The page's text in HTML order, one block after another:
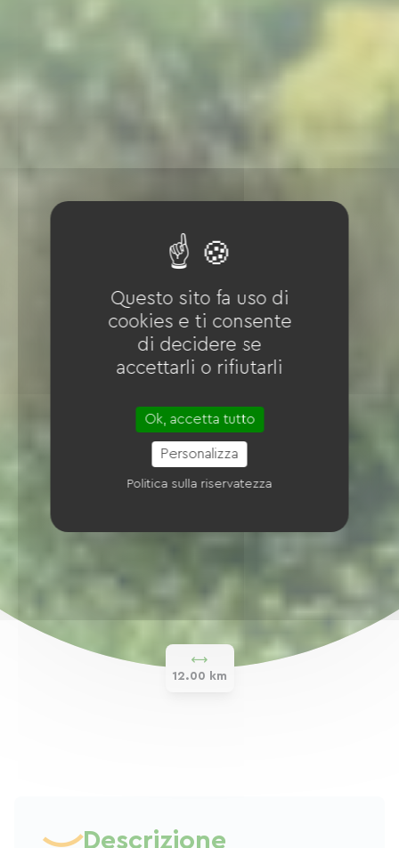
12.00 km
Descrizione
Questo sito fa uso di
cookies e ti consente
di decidere se
accettarli o rifiutarli
Ok, accetta tutto
Personalizza
Politica sulla riservatezza